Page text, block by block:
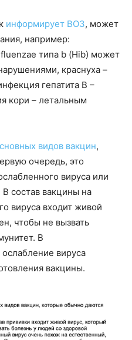
информирует ВОЗ, может
например:
типа b (Hib) может
краснуха –
гепатита B –
кори – летальным
видов вакцин,
очередь, это
вируса или
В состав вакцины на
вируса входит живой
чтобы не вызвать
В
вируса
вакцины.